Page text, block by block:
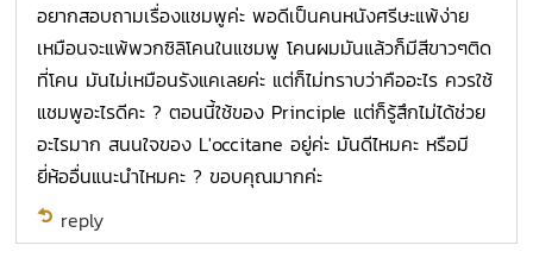
อยากสอบถามเรื่องแชมพูค่ะ พอดีเป็นคนหนังศรีษะแพ้ง่าย
เหมือนจะแพ้พวกซิลิโคนในแชมพู โคนผมมันแล้วก็มีสีขาวๆติด
ที่โคน มันไม่เหมือนรังแคเลยค่ะ แต่ก็ไม่ทราบว่าคืออะไร ควรใช้
แชมพูอะไรดีคะ ? ตอนนี้ใช้ของ Principle แต่ก็รู้สึกไม่ได้ช่วย
อะไรมาก สนนใจของ L'occitane อยู่ค่ะ มันดีไหมคะ หรือมี
ยี่ห้ออื่นแนะนำไหมคะ ? ขอบคุณมากค่ะ
reply